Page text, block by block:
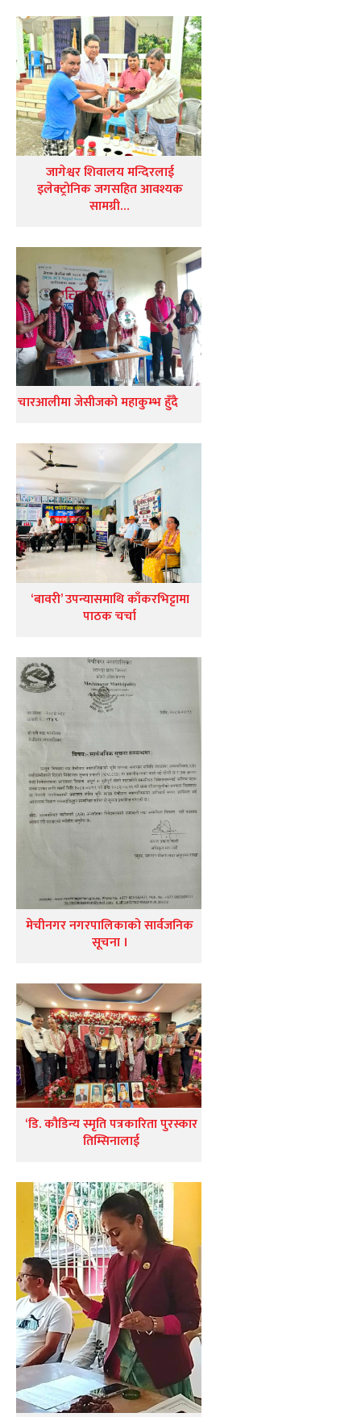
जागेश्वर शिवालय मन्दिरलाई
इलेक्ट्रोनिक जगसहित आवश्यक
सामग्री…
चारआलीमा जेसीजको महाकुम्भ हुँदै
‘बावरी’ उपन्यासमाथि काँकरभिट्टामा
पाठक चर्चा
मेचीनगर नगरपालिकाको सार्वजनिक
सूचना ।
‘डि. कौडिन्य स्मृति पत्रकारिता पुरस्कार
तिम्सिनालाई